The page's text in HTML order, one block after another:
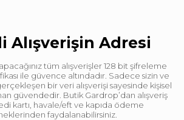
Alışverişin Adresi
tüm alışverişler 128 bit şifreleme
ile güvence altındadır. Sadece sizin ve
bir veri alışverişi sayesinde kişisel
güvendedir. Butik Gardrop’dan alışveriş
kartı, havale/eft ve kapıda ödeme
faydalanabilirsiniz.